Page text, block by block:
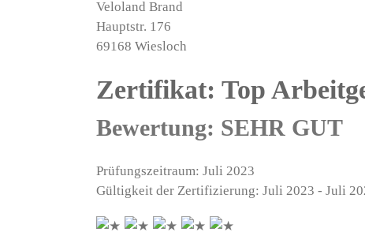
Veloland Brand
Hauptstr. 176
69168 Wiesloch
Zertifikat: Top
Bewertung: SEHR GUT
Prüfungszeitraum: Juli 2023
Gültigkeit der Zertifizierung: Juli 2023 - Juli